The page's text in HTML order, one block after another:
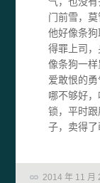
门前雪，
他好像条狗
得罪上司
像条狗一
爱敢恨的
哪不够好
锁，平时
子，卖得
2014 年 11 月